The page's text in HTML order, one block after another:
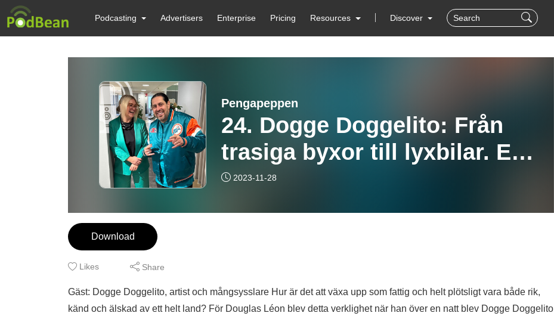
Podcasting Advertisers Enterprise Pricing Resources Discover
Pengapeppen
24. Dogge Doggelito: Från
trasiga byxor till lyxbilar. En
ekonomisk berg-och-dalbana
2023-11-28
Download
Likes Share
Gäst: Dogge Doggelito, artist och mångsysslare Hur är det att växa upp som fattig och helt plötsligt vara både rik,
känd och älskad av ett helt land? För Douglas Léon blev detta verklighet när han över en natt blev Dogge Doggelito